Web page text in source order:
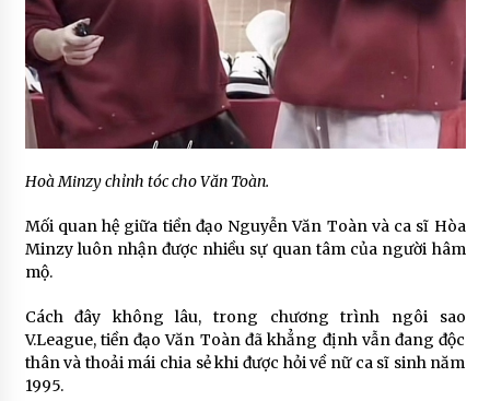
Hoà Minzy chỉnh tóc cho Văn Toàn.
Mối quan hệ giữa tiền đạo Nguyễn Văn Toàn và ca sĩ Hòa
Minzy luôn nhận được nhiều sự quan tâm của người hâm
mộ.
Cách đây không lâu, trong chương trình ngôi sao
V.League, tiền đạo Văn Toàn đã khẳng định vẫn đang độc
thân và thoải mái chia sẻ khi được hỏi về nữ ca sĩ sinh năm
1995.